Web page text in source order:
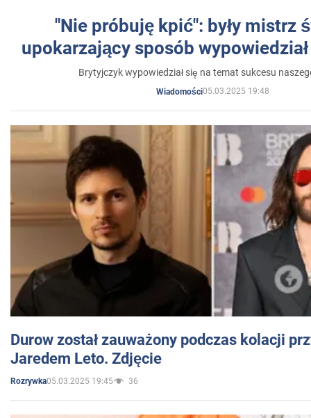
"Nie próbuję kpić": były mistrz
upokarzający sposób
Brytyjczyk wypowiedział się na temat sukcesu
Wiadomości05.03.2025 19:48
Durow został zauważony podczas kolacji
Jaredem Leto. Zdjęcie
Rozrywka05.03.2025 19:45 36